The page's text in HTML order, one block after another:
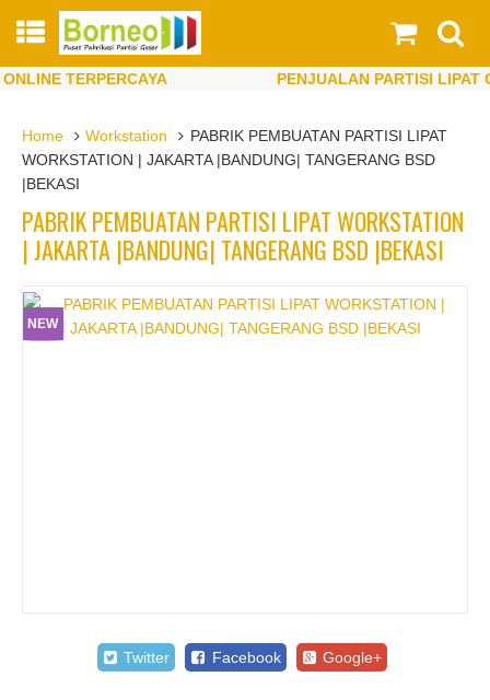
TERPERCAYA
PENJUALAN PARTISI LIPAT
Home
Workstation
PABRIK PEMBUATAN PARTISI LIPAT
WORKSTATION | JAKARTA |BANDUNG| TANGERANG BSD
|BEKASI
PABRIK PEMBUATAN PARTISI LIPAT WORKSTATION
| JAKARTA |BANDUNG| TANGERANG BSD |BEKASI
NEW
Twitter Facebook Google+